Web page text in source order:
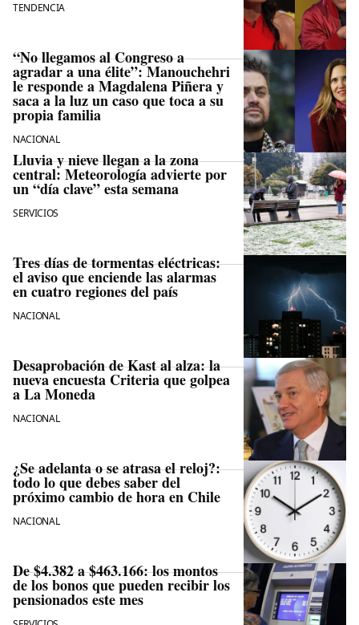
TENDENCIA
“No llegamos al Congreso a
agradar a una élite”: Manouchehri
le responde a Magdalena Piñera y
saca a la luz un caso que toca a su
propia familia
NACIONAL
Lluvia y nieve llegan a la zona
central: Meteorología advierte por
un “día clave” esta semana
SERVICIOS
Tres días de tormentas eléctricas:
el aviso que enciende las alarmas
en cuatro regiones del país
NACIONAL
Desaprobación de Kast al alza: la
nueva encuesta Criteria que golpea
a La Moneda
NACIONAL
¿Se adelanta o se atrasa el reloj?:
todo lo que debes saber del
próximo cambio de hora en Chile
NACIONAL
De $4.382 a $463.166: los montos
de los bonos que pueden recibir los
pensionados este mes